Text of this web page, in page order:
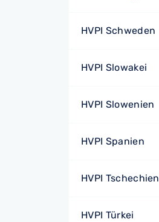
HVPI Schweden
HVPI Slowakei
HVPI Slowenien
HVPI Spanien
HVPI Tschechien
HVPI Türkei